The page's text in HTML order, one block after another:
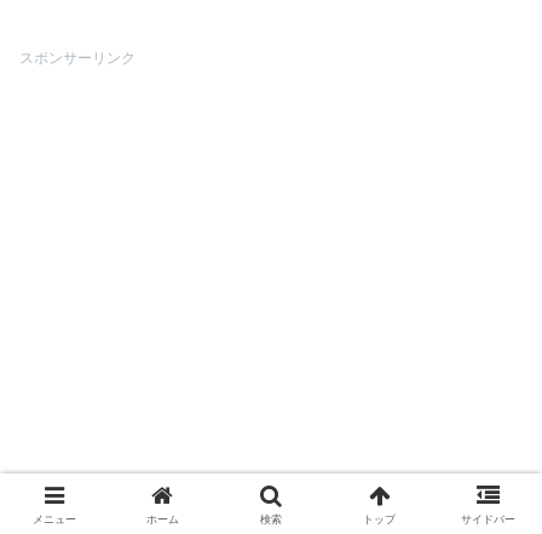
スポンサーリンク
メニュー ホーム 検索 トップ サイドバー